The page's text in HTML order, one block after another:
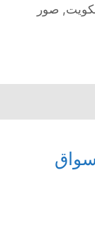
, صور